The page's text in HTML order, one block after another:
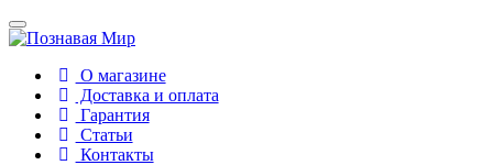
О магазине
Доставка и оплата
Гарантия
Статьи
Контакты